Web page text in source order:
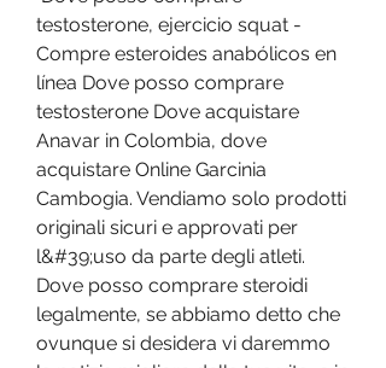
testosterone, ejercicio squat -
Compre esteroides anabólicos en
línea Dove posso comprare
testosterone Dove acquistare
Anavar in Colombia, dove
acquistare Online Garcinia
Cambogia. Vendiamo solo prodotti
originali sicuri e approvati per
l&#39;uso da parte degli atleti.
Dove posso comprare steroidi
legalmente, se abbiamo detto che
ovunque si desidera vi daremmo